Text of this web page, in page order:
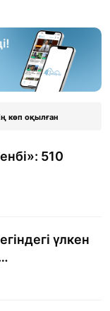
көп оқылған
510
үлкен